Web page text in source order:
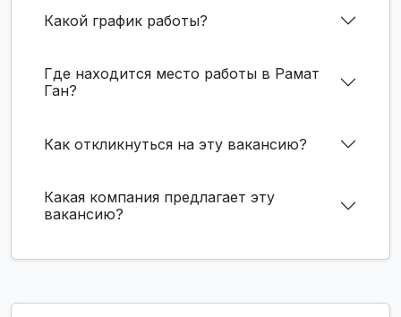
Какой график работы?
Где находится место работы в Рамат
Ган?
Как откликнуться на эту вакансию?
Какая компания предлагает эту
вакансию?